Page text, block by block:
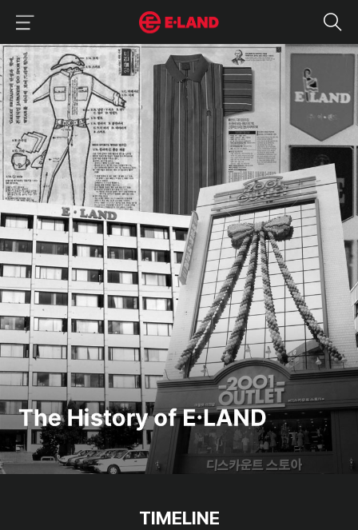
히스토리
TIMELINE